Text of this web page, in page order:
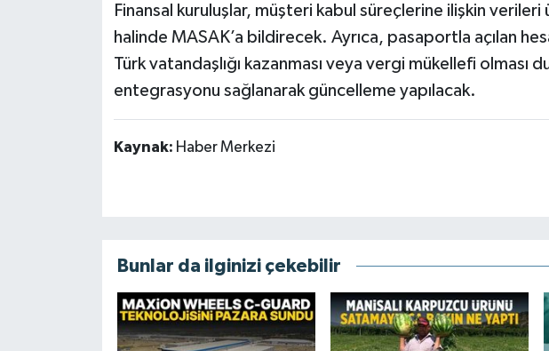
Finansal kuruluşlar, müşteri kabul süreçlerine ilişkin verileri
halinde MASAK’a bildirecek. Ayrıca, pasaportla açılan
Türk vatandaşlığı kazanması veya vergi mükellefi olması
entegrasyonu sağlanarak güncelleme yapılacak.
Kaynak: Haber Merkezi
Bunlar da ilginizi çekebilir